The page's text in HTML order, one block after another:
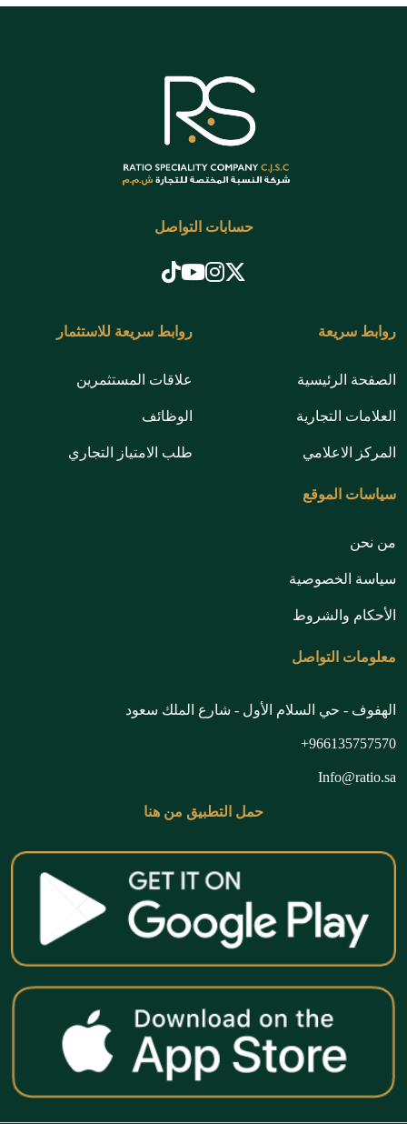
حسابات التواصل
روابط سريعة
الصفحة الرئيسية
العلامات التجارية
المركز الاعلامي
روابط سريعة للاستثمار
علاقات المستثمرين
الوظائف
طلب الامتياز التجاري
سياسات الموقع
من نحن
سياسة الخصوصية
الأحكام والشروط
معلومات التواصل
الهفوف - حي السلام الأول - شارع الملك سعود
966135757570+
Info@ratio.sa
حمل التطبيق من هنا